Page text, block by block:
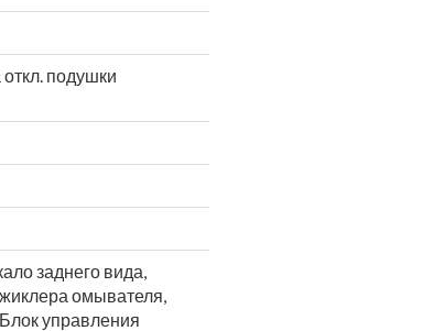
подушки
заднего вида,
омывателя,
управления